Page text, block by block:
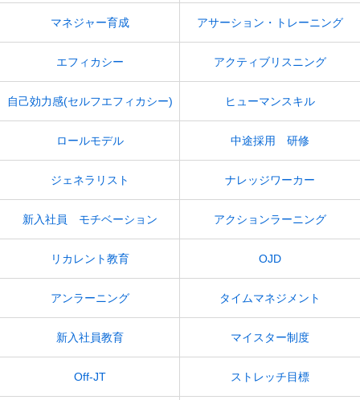
マネジャー育成 アサーション・トレーニング
エフィカシー アクティブリスニング
自己効力感(セルフエフィカシー) ヒューマンスキル
ロールモデル 中途採用 研修
ジェネラリスト ナレッジワーカー
新入社員 モチベーション アクションラーニング
リカレント教育 OJD
アンラーニング タイムマネジメント
新入社員教育 マイスター制度
Off-JT ストレッチ目標